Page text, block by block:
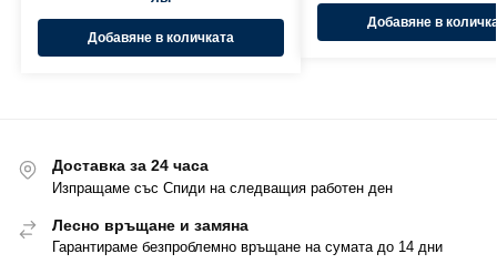
Добавяне в количката
Добавяне в
Доставка за 24 часа
Изпращаме със Спиди на следващия работен ден
Лесно връщане и замяна
Гарантираме безпроблемно връщане на сумата до 14 дни